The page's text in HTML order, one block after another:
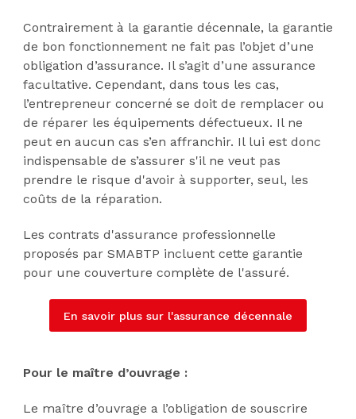
Contrairement à la garantie décennale, la garantie
de bon fonctionnement ne fait pas l’objet d’une
obligation d’assurance. Il s’agit d’une assurance
facultative. Cependant, dans tous les cas,
l’entrepreneur concerné se doit de remplacer ou
de réparer les équipements défectueux. Il ne
peut en aucun cas s’en affranchir. Il lui est donc
indispensable de s’assurer s'il ne veut pas
prendre le risque d'avoir à supporter, seul, les
coûts de la réparation.
Les contrats d'assurance professionnelle
proposés par SMABTP incluent cette garantie
pour une couverture complète de l'assuré.
En savoir plus sur l'assurance décennale
Pour le maître d’ouvrage :
Le maître d’ouvrage a l’obligation de souscrire